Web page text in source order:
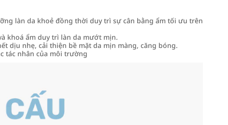
làn da khoẻ đồng thời duy trì sự cân bằng ẩm tối ưu trên
khoá ẩm duy trì làn da mướt mịn.
dịu nhẹ, cải thiện bề mặt da mịn màng, căng bóng.
tác nhân của môi trường